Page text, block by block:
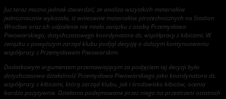
Już teraz można jednak stwierdzić, że analiza wszystkich materiałów
jednoznacznie wykazała, iż wniesienie materiałów pirotechnicznych na Stadion
Wrocław oraz ich odpalenie nie miało związku z osobą Przemysława
Piwowarskiego, dotychczasowego koordynatora ds. współpracy z kibicami. W
związku z powyższym zarząd klubu podjął decyzję o dalszym kontynuowaniu
współpracy z Przemysławem Piwowarskim.
Dodatkowym argumentem przemawiającym za podjęciem tej decyzji była
dotychczasowa działalność Przemysława Piwowarskiego jako koordynatora ds.
współpracy z kibicami, którą zarząd klubu, jak i środowisko kibiców, ocenia
bardzo pozytywnie. Działania podejmowane przez niego na przestrzeni ostatnich